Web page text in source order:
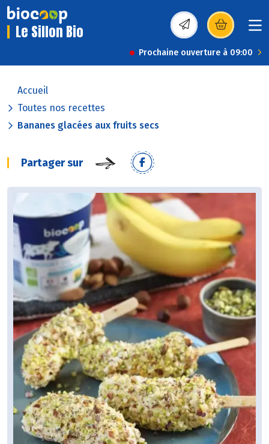
Le Sillon Bio (s’ouvre dans une
Prochaine ouverture à 09:00
Accueil
Toutes nos recettes
Bananes glacées aux fruits secs
Partager sur